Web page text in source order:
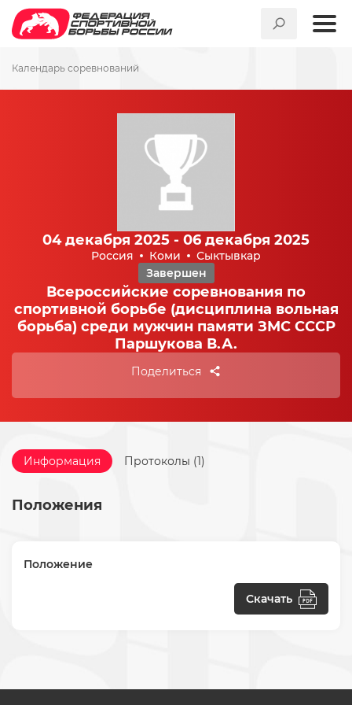
Календарь соревнований
04 декабря 2025 - 06 декабря 2025
Россия Коми
Сыктывкар
Завершен
Всероссийские соревнования по
спортивной борьбе (дисциплина вольная
борьба) среди мужчин памяти ЗМС СССР
Паршукова В.А.
Поделиться
Информация Протоколы (1)
Положения
Положение
Скачать